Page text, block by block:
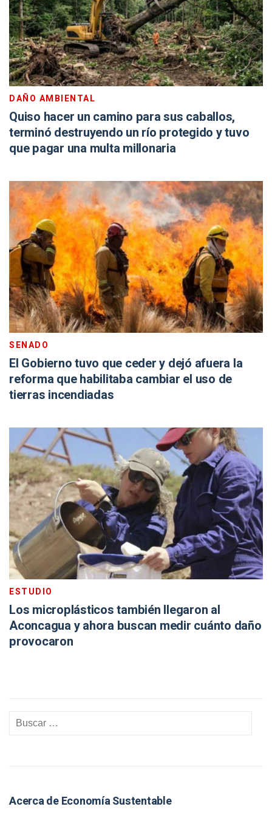
DAÑO AMBIENTAL
Quiso hacer un camino para sus caballos,
terminó destruyendo un río protegido y tuvo
que pagar una multa millonaria
SENADO
El Gobierno tuvo que ceder y dejó afuera la
reforma que habilitaba cambiar el uso de
tierras incendiadas
ESTUDIO
Los microplásticos también llegaron al
Aconcagua y ahora buscan medir cuánto daño
provocaron
Acerca de Economía Sustentable